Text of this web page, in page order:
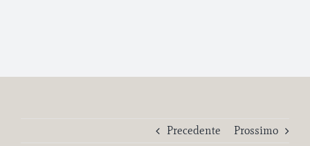
Precedente Prossimo